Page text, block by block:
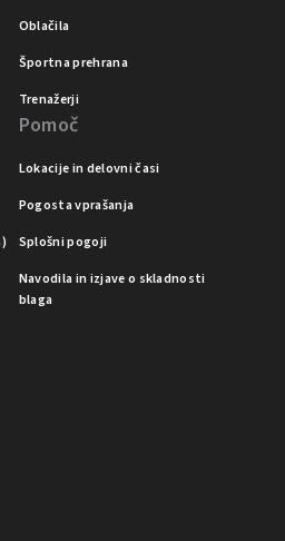
Oblačila
Športna prehrana
Trenažerji
Pomoč
Lokacije in delovni časi
Pogosta vprašanja
Splošni pogoji
Navodila in izjave o skladnosti
blaga